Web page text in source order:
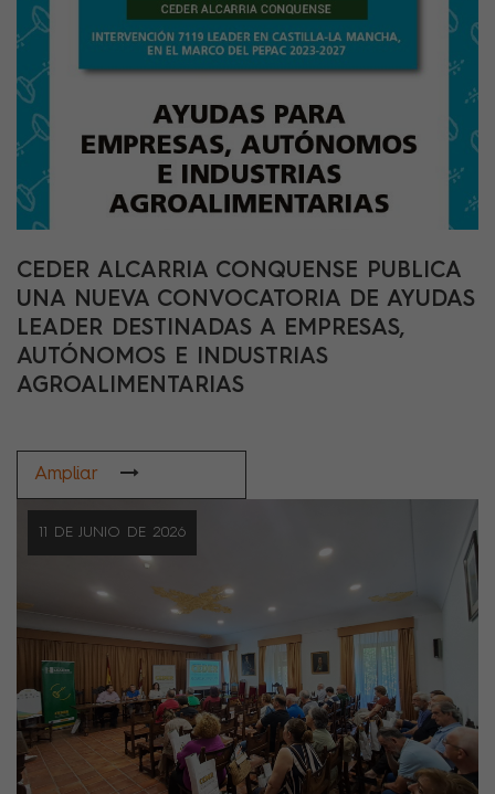
CEDER ALCARRIA CONQUENSE PUBLICA
UNA NUEVA CONVOCATORIA DE AYUDAS
LEADER DESTINADAS A EMPRESAS,
AUTÓNOMOS E INDUSTRIAS
AGROALIMENTARIAS
Ampliar
11 DE JUNIO DE 2026